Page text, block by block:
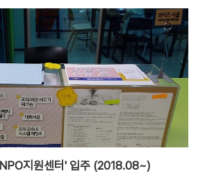
해를 위한 다양한 온라인 강의도 무료로 수강
시NPO지원센터에서 활동가 학습을 위해
곳에 '와이즈 서클'이 진행하는 교육 정보들
육 프로그램을 함께 기획하기도 하겠지요. 많
지원센터' 입주 (2018.08~)